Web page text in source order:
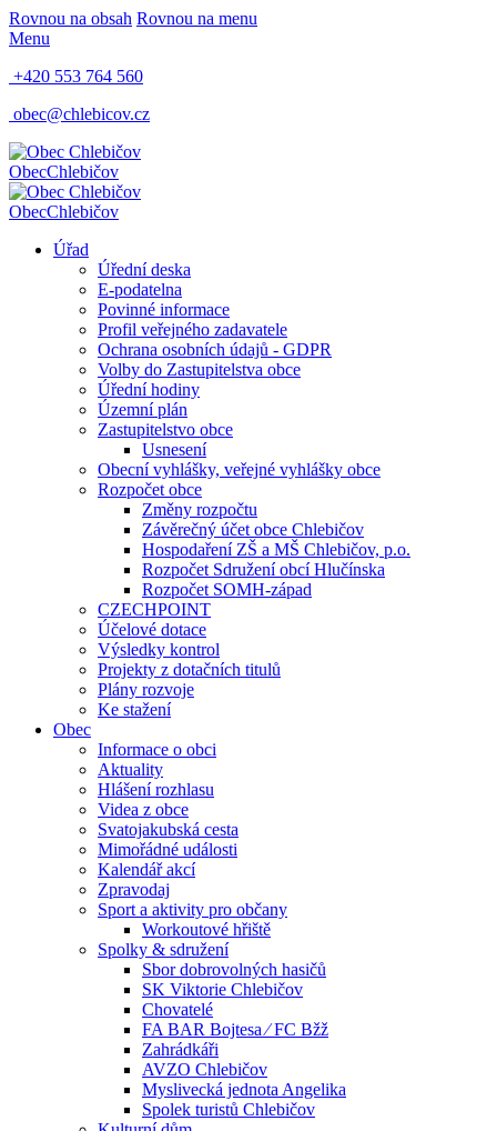
Rovnou na obsah Rovnou na menu
Menu
+420 553 764 560
obec@chlebicov.cz
ObecChlebičov
ObecChlebičov
Úřad
Úřední deska
E-podatelna
Povinné informace
Profil veřejného zadavatele
Ochrana osobních údajů - GDPR
Volby do Zastupitelstva obce
Úřední hodiny
Územní plán
Zastupitelstvo obce
Usnesení
Obecní vyhlášky, veřejné vyhlášky obce
Rozpočet obce
Změny rozpočtu
Závěrečný účet obce Chlebičov
Hospodaření ZŠ a MŠ Chlebičov, p.o.
Rozpočet Sdružení obcí Hlučínska
Rozpočet SOMH-západ
CZECHPOINT
Účelové dotace
Výsledky kontrol
Projekty z dotačních titulů
Plány rozvoje
Ke stažení
Obec
Informace o obci
Aktuality
Hlášení rozhlasu
Videa z obce
Svatojakubská cesta
Mimořádné události
Kalendář akcí
Zpravodaj
Sport a aktivity pro občany
Workoutové hřiště
Spolky & sdružení
Sbor dobrovolných hasičů
SK Viktorie Chlebičov
Chovatelé
FA BAR Bojtesa ⁄ FC Bžž
Zahrádkáři
AVZO Chlebičov
Myslivecká jednota Angelika
Spolek turistů Chlebičov